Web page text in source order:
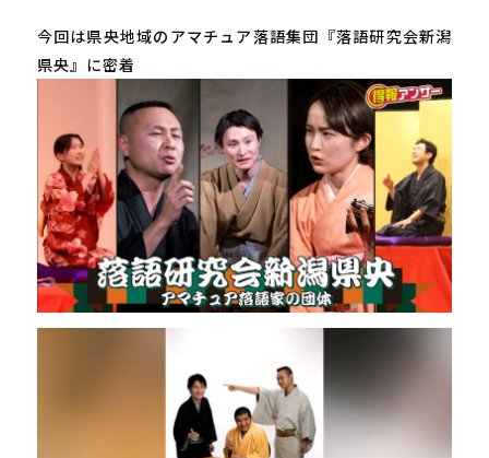
今回は県央地域のアマチュア落語集団『落語研究会新潟
県央』に密着